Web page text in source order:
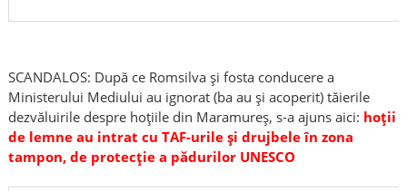
SCANDALOS: După ce Romsilva și fosta conducere a
Ministerului Mediului au ignorat (ba au și acoperit) tăierile
dezvăluirile despre hoțiile din Maramureș, s-a ajuns aici: hoții
de lemne au intrat cu TAF-urile și drujbele în zona
tampon, de protecție a pădurilor UNESCO